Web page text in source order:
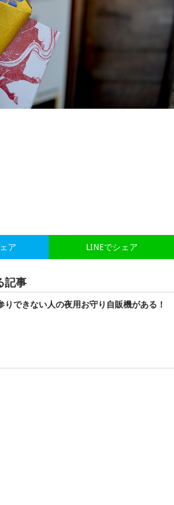
LINEでシェア
ア
記事
できない人の夜用お守り自販機がある！